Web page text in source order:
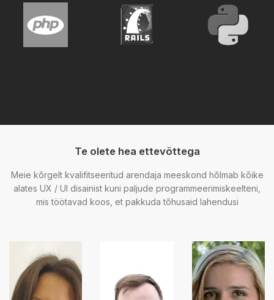
Te olete hea ettevõttega
Meie kõrgelt kvalifitseeritud arendaja meeskond hõlmab kõike
alates UX / UI disainist kuni paljude programmeerimiskeelteni,
mis töötavad koos, et pakkuda tõhusaid lahendusi